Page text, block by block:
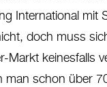
International mit
doch muss
Markt keinesfalls
man schon über